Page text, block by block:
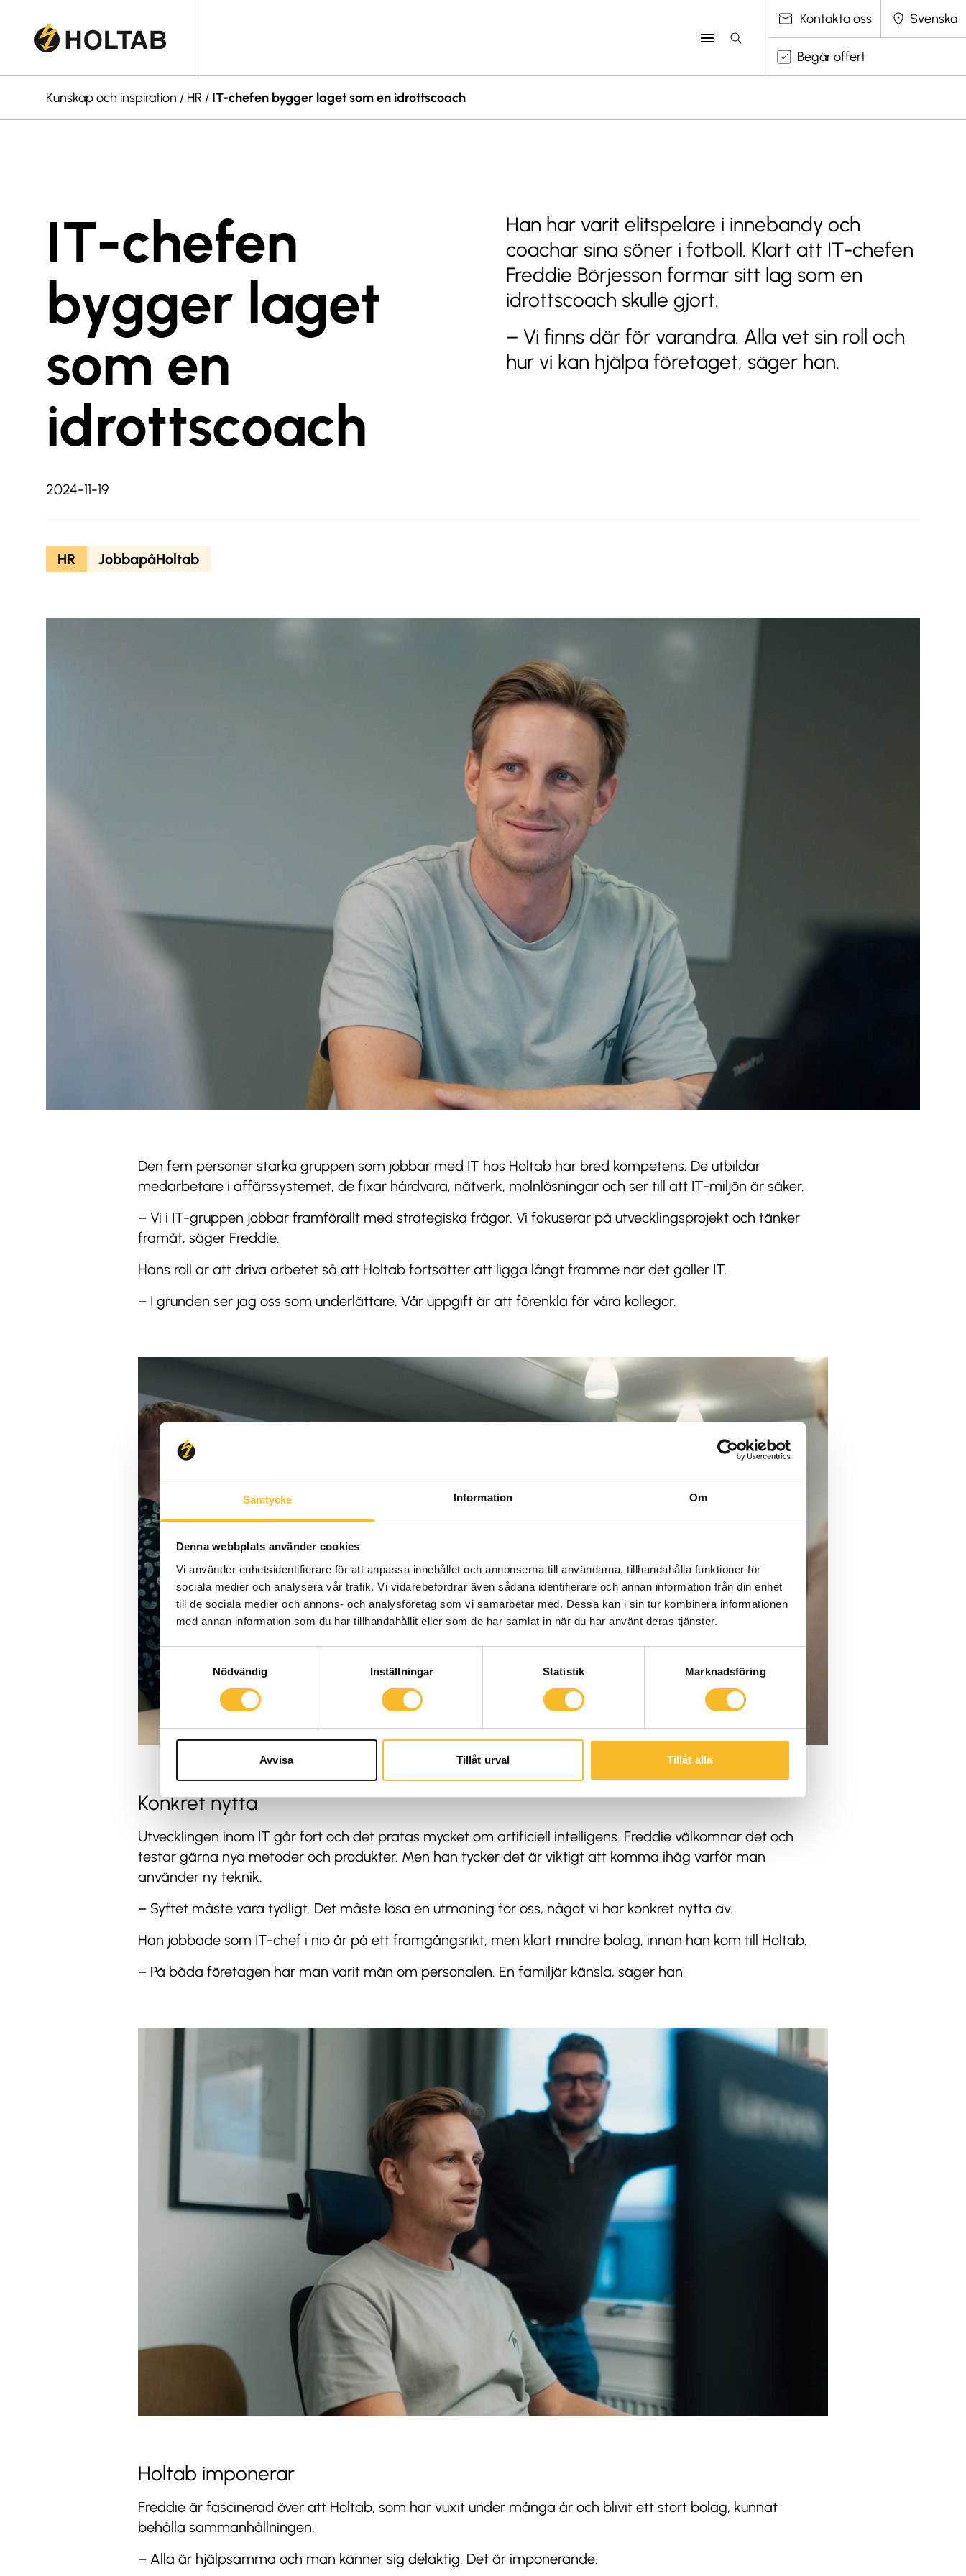
Samtycke Information Om
Denna webbplats använder cookies
Vi använder enhetsidentifierare för att anpassa innehållet och annonserna till användarna, tillhandahålla funktioner för
sociala medier och analysera vår trafik. Vi vidarebefordrar även sådana identifierare och annan information från din enhet
till de sociala medier och annons- och analysföretag som vi samarbetar med. Dessa kan i sin tur kombinera informationen
med annan information som du har tillhandahållit eller som de har samlat in när du har använt deras tjänster.
Samtyckesval
Nödvändig
Inställningar Statistik Marknadsföring
Avvisa Tillåt urval Tillåt alla
Kontakta oss
Välj språk
Begär offert
Kunskap och inspiration / HR / IT-chefen bygger laget som en idrottscoach
IT-chefen
bygger laget
som en
idrottscoach
2024-11-19
Han har varit elitspelare i innebandy och
coachar sina söner i fotboll. Klart att IT-chefen
Freddie Börjesson formar sitt lag som en
idrottscoach skulle gjort.
– Vi finns där för varandra. Alla vet sin roll och
hur vi kan hjälpa företaget, säger han.
HR JobbapåHoltab
Den fem personer starka gruppen som jobbar med IT hos Holtab har bred kompetens. De utbildar
medarbetare i affärssystemet, de fixar hårdvara, nätverk, molnlösningar och ser till att IT-miljön är säker.
– Vi i IT-gruppen jobbar framförallt med strategiska frågor. Vi fokuserar på utvecklingsprojekt och tänker
framåt, säger Freddie.
Hans roll är att driva arbetet så att Holtab fortsätter att ligga långt framme när det gäller IT.
– I grunden ser jag oss som underlättare. Vår uppgift är att förenkla för våra kollegor.
Konkret nytta
Utvecklingen inom IT går fort och det pratas mycket om artificiell intelligens. Freddie välkomnar det och
testar gärna nya metoder och produkter. Men han tycker det är viktigt att komma ihåg varför man
använder ny teknik.
– Syftet måste vara tydligt. Det måste lösa en utmaning för oss, något vi har konkret nytta av.
Han jobbade som IT-chef i nio år på ett framgångsrikt, men klart mindre bolag, innan han kom till Holtab.
– På båda företagen har man varit mån om personalen. En familjär känsla, säger han.
Holtab imponerar
Freddie är fascinerad över att Holtab, som har vuxit under många år och blivit ett stort bolag, kunnat
behålla sammanhållningen.
– Alla är hjälpsamma och man känner sig delaktig. Det är imponerande.